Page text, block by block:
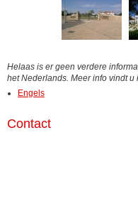
Helaas is er geen verdere
het Nederlands. Meer info vindt u
Engels
Contact